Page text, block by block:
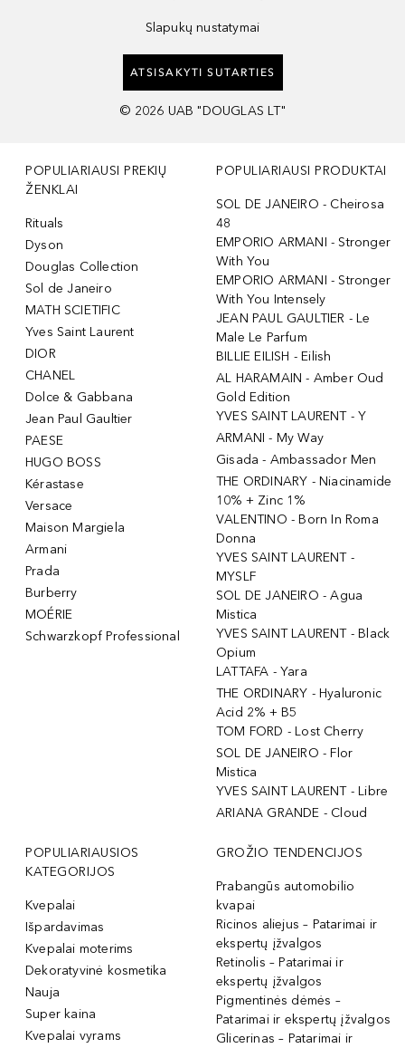
Slapukų nustatymai
ATSISAKYTI SUTARTIES
© 2026 UAB "DOUGLAS LT"
POPULIARIAUSI PREKIŲ
ŽENKLAI
Rituals
Dyson
Douglas Collection
Sol de Janeiro
MATH SCIETIFIC
Yves Saint Laurent
DIOR
CHANEL
Dolce & Gabbana
Jean Paul Gaultier
PAESE
HUGO BOSS
Kérastase
Versace
Maison Margiela
Armani
Prada
Burberry
MOÉRIE
Schwarzkopf Professional
POPULIARIAUSI PRODUKTAI
SOL DE JANEIRO - Cheirosa
48
EMPORIO ARMANI - Stronger
With You
EMPORIO ARMANI - Stronger
With You Intensely
JEAN PAUL GAULTIER - Le
Male Le Parfum
BILLIE EILISH - Eilish
AL HARAMAIN - Amber Oud
Gold Edition
YVES SAINT LAURENT - Y
ARMANI - My Way
Gisada - Ambassador Men
THE ORDINARY - Niacinamide
10% + Zinc 1%
VALENTINO - Born In Roma
Donna
YVES SAINT LAURENT -
MYSLF
SOL DE JANEIRO - Agua
Mistica
YVES SAINT LAURENT - Black
Opium
LATTAFA - Yara
THE ORDINARY - Hyaluronic
Acid 2% + B5
TOM FORD - Lost Cherry
SOL DE JANEIRO - Flor
Mistica
YVES SAINT LAURENT - Libre
ARIANA GRANDE - Cloud
POPULIARIAUSIOS
KATEGORIJOS
Kvepalai
Išpardavimas
Kvepalai moterims
Dekoratyvinė kosmetika
Nauja
Super kaina
Kvepalai vyrams
GROŽIO TENDENCIJOS
Prabangūs automobilio
kvapai
Ricinos aliejus – Patarimai ir
ekspertų įžvalgos
Retinolis – Patarimai ir
ekspertų įžvalgos
Pigmentinės dėmės –
Patarimai ir ekspertų įžvalgos
Glicerinas – Patarimai ir